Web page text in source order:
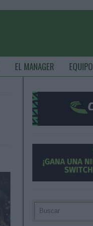
EL MANAGER EQUIPO